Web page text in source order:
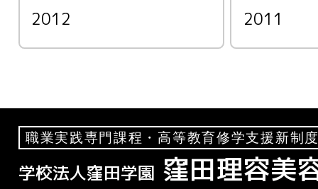
2012 2011
職業実践専門課程・高等教育修学支援新制
学校法人窪田学園 窪田理容美